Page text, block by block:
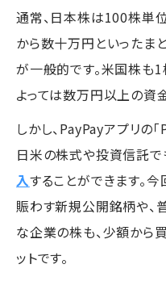
通常、日本株は100株単
から数十万円といったま
が一般的です。米国株も
よっては数万円以上の資
しかし、PayPayアプリの
日米の株式や投資信託で
入することができます。
賑わす新規公開銘柄や、
な企業の株も、少額から
ットです。